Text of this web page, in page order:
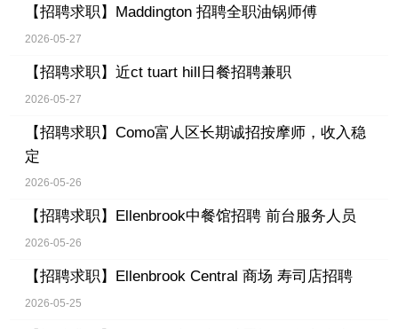
【招聘求职】 Maddington 招聘全职油锅师傅
2026-05-27
【招聘求职】 近ct tuart hill日餐招聘兼职
2026-05-27
【招聘求职】 Como富人区长期诚招按摩师，收入稳
定
2026-05-26
【招聘求职】 Ellenbrook中餐馆招聘 前台服务人员
2026-05-26
【招聘求职】 Ellenbrook Central 商场 寿司店招聘
2026-05-25